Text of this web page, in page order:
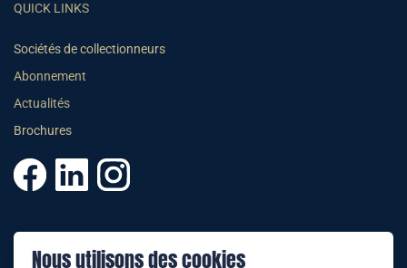
Nous utilisons des cookies
QUICK LINKS
Sociétés de collectionneurs
Abonnement
Actualités
Brochures
© 2025 PHILATELIE LIECHTENSTEIN